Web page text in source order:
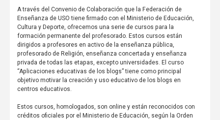
A través del Convenio de Colaboración que la Federación de
Enseñanza de USO tiene firmado con el Ministerio de Educación,
Cultura y Deporte, ofrecemos una serie de cursos para la
formación permanente del profesorado. Estos cursos están
dirigidos a profesores en activo de la enseñanza pública,
profesorado de Religión, enseñanza concertada y enseñanza
privada de todas las etapas, excepto universidades. El curso
“Aplicaciones educativas de los blogs” tiene como principal
objetivo motivar la creación y uso educativo de los blogs en
centros educativos.
Estos cursos, homologados, son online y están reconocidos con
créditos oficiales por el Ministerio de Educación, según la Orden